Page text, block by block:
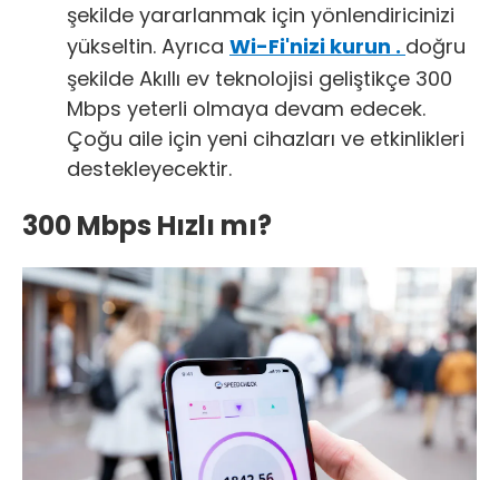
şekilde yararlanmak için yönlendiricinizi
yükseltin. Ayrıca Wi-Fi'nizi kurun . doğru
şekilde Akıllı ev teknolojisi geliştikçe 300
Mbps yeterli olmaya devam edecek.
Çoğu aile için yeni cihazları ve etkinlikleri
destekleyecektir.
300 Mbps Hızlı mı?